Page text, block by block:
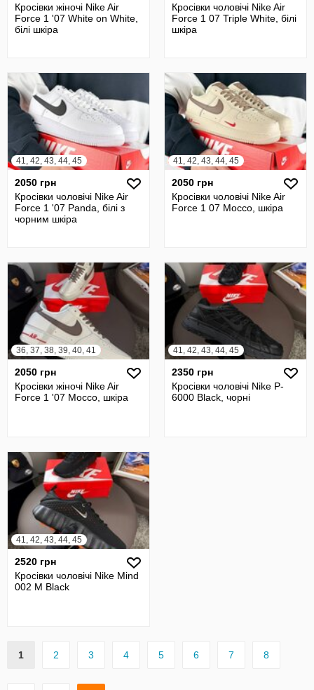
Кросівки жіночі Nike Air
Force 1 '07 White on White,
білі шкіра
Кросівки чоловічі Nike Air
Force 1 07 Triple White, білі
шкіра
41, 42, 43, 44, 45
2050 грн
Кросівки чоловічі Nike Air
Force 1 '07 Panda, білі з
чорним шкіра
41, 42, 43, 44, 45
2050 грн
Кросівки чоловічі Nike Air
Force 1 07 Mocco, шкіра
36, 37, 38, 39, 40, 41
2050 грн
Кросівки жіночі Nike Air
Force 1 '07 Mocco, шкіра
41, 42, 43, 44, 45
2350 грн
Кросівки чоловічі Nike P-
6000 Black, чорні
41, 42, 43, 44, 45
2520 грн
Кросівки чоловічі Nike Mind
002 M Black
1 2 3 4 5 6 7 8